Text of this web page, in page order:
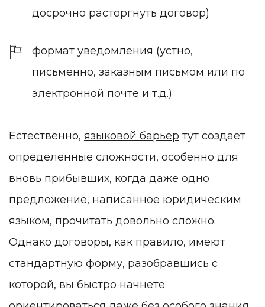
досрочно расторгнуть договор)
формат уведомления (устно,
письменно, заказным письмом или по
электронной почте и т.д.)
Естественно, языковой барьер тут создает
определенные сложности, особенно для
вновь прибывших, когда даже одно
предложение, написанное юридическим
языком, прочитать довольно сложно.
Однако договоры, как правило, имеют
стандартную форму, разобравшись с
которой, вы быстро начнете